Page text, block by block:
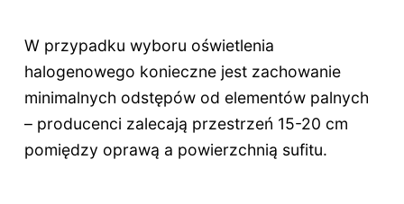
W przypadku wyboru oświetlenia
halogenowego konieczne jest zachowanie
minimalnych odstępów od elementów palnych
– producenci zalecają przestrzeń 15-20 cm
pomiędzy oprawą a powierzchnią sufitu.